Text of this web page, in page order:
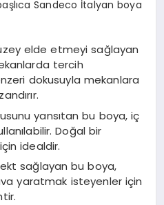
Sandeco İtalyan boya
elde etmeyi sağlayan
tercih
dokusuyla mekanlara
yansıtan bu boya, iç
Doğal bir
idealdir.
sağlayan bu boya,
yaratmak isteyenler için